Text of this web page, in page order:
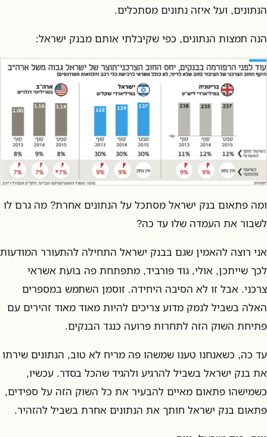
הנתונים, ועל איזה נתונים מסתכלים.
הנה תמצות הנתונים, כפי שקיבלתי אותם מבנק ישראל:
ומה פתאום בנק ישראל מסתכל על הנתונים אחרת? מה גרם לו
לשבור את העמדה שלו עד כה?
אני רוצה להאמין שגם בבנק ישראל התחילה להתעורר המודעות
לכך שייתכן, אולי, גוד פורביד, מתפתחת פה בועת אשראי
צרכני. אבל זו לא הסיבה היחידה. זוסמן השתמש במספרים
האלה בשביל לנמק מדוע צריכים להיות מאוד מאוד זהירים עם
פתיחת השוק הזה לתחרות פרועה כנגד הבנקים.
עד כה, כשאנחנו טענו שמשהו פה מריח לא טוב, הנתונים שירתו
את בנק ישראל בשביל להרגיע ולהגיד שהכל בסדר. עכשיו,
כשמישהו פתאום מאיים להבעיר את כל השוק הזה על ספידים,
פתאום בנק ישראל חותך את הנתונים אחרת בשביל להזהיר.